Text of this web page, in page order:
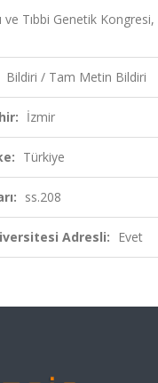
ve Tıbbi Genetik
Bildiri / Tam Metin Bildiri
İzmir
Türkiye
ss.208
Adresli: Evet